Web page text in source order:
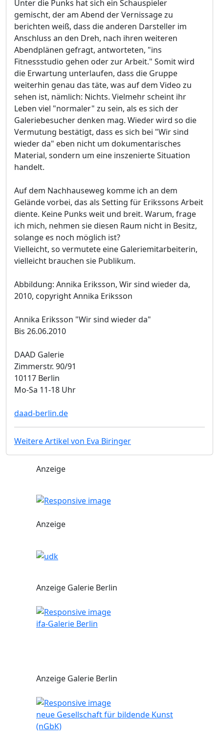
Unter die Punks hat sich ein Schauspieler
gemischt, der am Abend der Vernissage zu
berichten weiß, dass die anderen Darsteller im
Anschluss an den Dreh, nach ihren weiteren
Abendplänen gefragt, antworteten, "ins
Fitnessstudio gehen oder zur Arbeit." Somit wird
die Erwartung unterlaufen, dass die Gruppe
weiterhin genau das täte, was auf dem Video zu
sehen ist, nämlich: Nichts. Vielmehr scheint ihr
Leben viel "normaler" zu sein, als es sich der
Galeriebesucher denken mag. Wieder wird so die
Vermutung bestätigt, dass es sich bei "Wir sind
wieder da" eben nicht um dokumentarisches
Material, sondern um eine inszenierte Situation
handelt.
Auf dem Nachhauseweg komme ich an dem
Gelände vorbei, das als Setting für Erikssons Arbeit
diente. Keine Punks weit und breit. Warum, frage
ich mich, nehmen sie diesen Raum nicht in Besitz,
solange es noch möglich ist?
Vielleicht, so vermutete eine Galeriemitarbeiterin,
vielleicht brauchen sie Publikum.
Abbildung: Annika Eriksson, Wir sind wieder da,
2010, copyright Annika Eriksson
Annika Eriksson "Wir sind wieder da"
Bis 26.06.2010
DAAD Galerie
Zimmerstr. 90/91
10117 Berlin
Mo-Sa 11-18 Uhr
daad-berlin.de
Weitere Artikel von Eva Biringer
Anzeige
Anzeige
Anzeige Galerie Berlin
ifa-Galerie Berlin
Anzeige Galerie Berlin
neue Gesellschaft für bildende Kunst
(nGbK)